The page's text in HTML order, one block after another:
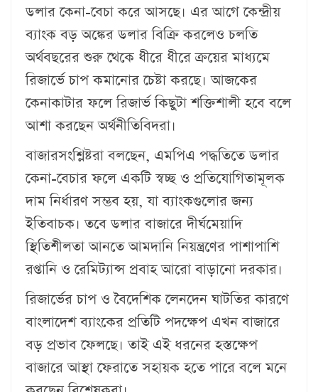
ডলার কেনা-বেচা করে আসছে। এর আগে কেন্দ্রীয়
ব্যাংক বড় অঙ্কের ডলার বিক্রি করলেও চলতি
অর্থবছরের শুরু থেকে ধীরে ধীরে ক্রয়ের মাধ্যমে
রিজার্ভে চাপ কমানোর চেষ্টা করছে। আজকের
কেনাকাটার ফলে রিজার্ভ কিছুটা শক্তিশালী হবে বলে
আশা করছেন অর্থনীতিবিদরা।
বাজারসংশ্লিষ্টরা বলছেন, এমপিএ পদ্ধতিতে ডলার
কেনা-বেচার ফলে একটি স্বচ্ছ ও প্রতিযোগিতামূলক
দাম নির্ধারণ সম্ভব হয়, যা ব্যাংকগুলোর জন্য
ইতিবাচক। তবে ডলার বাজারে দীর্ঘমেয়াদি
স্থিতিশীলতা আনতে আমদানি নিয়ন্ত্রণের পাশাপাশি
রপ্তানি ও রেমিট্যান্স প্রবাহ আরো বাড়ানো দরকার।
রিজার্ভের চাপ ও বৈদেশিক লেনদেন ঘাটতির কারণে
বাংলাদেশ ব্যাংকের প্রতিটি পদক্ষেপ এখন বাজারে
বড় প্রভাব ফেলছে। তাই এই ধরনের হস্তক্ষেপ
বাজারে আস্থা ফেরাতে সহায়ক হতে পারে বলে মনে